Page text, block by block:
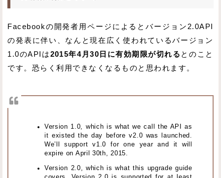
Facebookの開発者用ページによるとバージョン2.0API
の発表に伴い、なんと現在広く使われているバージョン
1.0のAPIは2015年4月30日に有効期限が切れる とのこと
です。恐らく利用できなくなるものと思われます。
Version 1.0, which is what we call the API as
it existed the day before v2.0 was launched.
We’ll support v1.0 for one year and it will
expire on April 30th, 2015.
Version 2.0, which is what this upgrade guide